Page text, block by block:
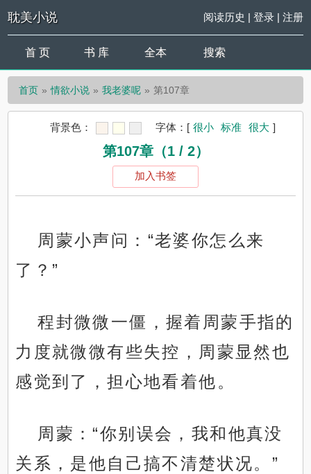
耽美小说 阅读历史 | 登录| 注册
首 页 书 库 全本 搜索
首页 情欲小说 我老婆呢 第107章
背景色： 字体： [ 很小 标准 很大 ]
第107章（1 / 2）
加入书签
周蒙小声问：“老婆你怎么来
了？”
程封微微一僵，握着周蒙手指的
力度就微微有些失控，周蒙显然也
感觉到了，担心地看着他。
周蒙：“你别误会，我和他真没
关系，是他自己搞不清楚状况。”